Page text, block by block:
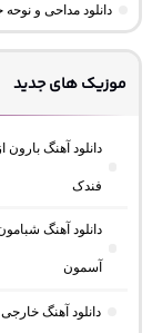
دانلود مداحی و نوحه
موزیک های جدید
دانلود آهنگ
فندک
دانلود آهنگ
آسمون
دانلود آهنگ خارجی Memories از DUORUSH “هوش مصنوعی ترند اینستا”